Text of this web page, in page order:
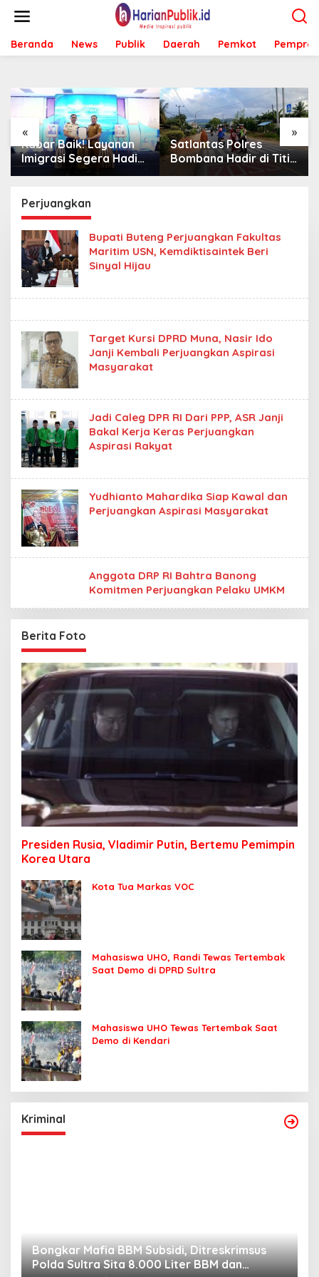
t
Beranda News Publik Daerah Pemkot Pemprov
« »
Kabar Baik! Layanan
Imigrasi Segera Hadir
di MPP Bombana,
ke Kendari
Satlantas Polres
Bombana Hadir di Titik
Rawan, Pastikan
Perjuangkan
Bupati Buteng Perjuangkan Fakultas
Maritim USN, Kemdiktisaintek Beri
Sinyal Hijau
Target Kursi DPRD Muna, Nasir Ido
Janji Kembali Perjuangkan Aspirasi
Masyarakat
Jadi Caleg DPR RI Dari PPP, ASR Janji
Bakal Kerja Keras Perjuangkan
Aspirasi Rakyat
Yudhianto Mahardika Siap Kawal dan
Perjuangkan Aspirasi Masyarakat
Anggota DRP RI Bahtra Banong
Komitmen Perjuangkan Pelaku UMKM
Berita Foto
Presiden Rusia, Vladimir Putin, Bertemu Pemimpin
Korea Utara
Kota Tua Markas VOC
Mahasiswa UHO, Randi Tewas Tertembak
Saat Demo di DPRD Sultra
Mahasiswa UHO Tewas Tertembak Saat
Demo di Kendari
Kriminal
Bongkar Mafia BBM Subsidi, Ditreskrimsus
Polda Sultra Sita 8.000 Liter BBM dan